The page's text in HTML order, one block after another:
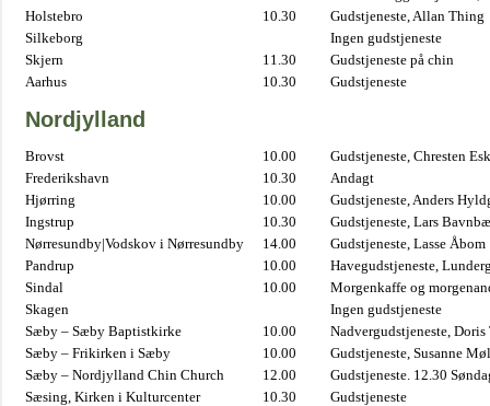
Holstebro
10.30
Gudstjeneste, Allan Thing
Silkeborg
Ingen gudstjeneste
Skjern
11.30
Gudstjeneste på chin
Aarhus
10.30 Gudstjeneste
Nordjylland
Brovst 10.00
Gudstjeneste, Chresten
Frederikshavn
10.30
Andagt
Hjørring
10.00
Gudstjeneste, Anders
Ingstrup
10.30
Gudstjeneste, Lars
Nørresundby|Vodskov i Nørresundby
14.00
Gudstjeneste, Lasse Åbom
Pandrup
10.00
Havegudstjeneste,
Sindal
10.00
Morgenkaffe og
Skagen
Ingen gudstjeneste
Sæby – Sæby Baptistkirke
10.00
Nadvergudstjeneste,
Sæby – Frikirken i Sæby
10.00
Gudstjeneste, Susanne
Sæby – Nordjylland Chin Church
12.00
Gudstjeneste. 12.30
Sæsing, Kirken i Kulturcenter
10.30 Gudstjeneste